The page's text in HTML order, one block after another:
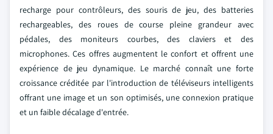
recharge pour contrôleurs, des souris de jeu, des batteries
rechargeables, des roues de course pleine grandeur avec
pédales, des moniteurs courbes, des claviers et des
microphones. Ces offres augmentent le confort et offrent une
expérience de jeu dynamique. Le marché connaît une forte
croissance créditée par l'introduction de téléviseurs intelligents
offrant une image et un son optimisés, une connexion pratique
et un faible décalage d'entrée.